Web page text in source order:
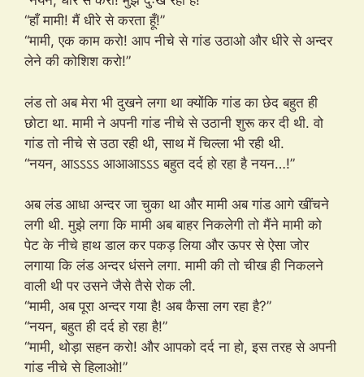
“हाँ मामी! मैं धीरे से करता हूँ!”
“मामी, एक काम करो! आप नीचे से गांड उठाओ और धीरे से अन्दर
लेने की कोशिश करो!”
लंड तो अब मेरा भी दुखने लगा था क्योंकि गांड का छेद बहुत ही
छोटा था. मामी ने अपनी गांड नीचे से उठानी शुरू कर दी थी. वो
गांड तो नीचे से उठा रही थी, साथ में चिल्ला भी रही थी.
“नयन, आऽऽऽऽ आआआऽऽऽ बहुत दर्द हो रहा है नयन…!”
अब लंड आधा अन्दर जा चुका था और मामी अब गांड आगे खींचने
लगी थी. मुझे लगा कि मामी अब बाहर निकलेगी तो मैंने मामी को
पेट के नीचे हाथ डाल कर पकड़ लिया और ऊपर से ऐसा जोर
लगाया कि लंड अन्दर धंसने लगा. मामी की तो चीख ही निकलने
वाली थी पर उसने जैसे तैसे रोक ली.
“मामी, अब पूरा अन्दर गया है! अब कैसा लग रहा है?”
“नयन, बहुत ही दर्द हो रहा है!”
“मामी, थोड़ा सहन करो! और आपको दर्द ना हो, इस तरह से अपनी
गांड नीचे से हिलाओ!”